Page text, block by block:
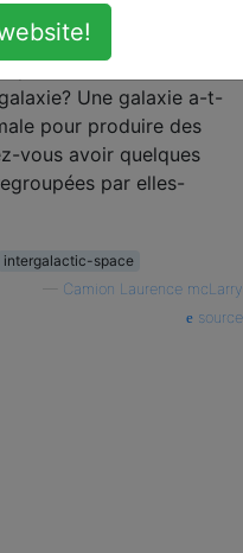
ait une nébuleuse
pour former des étoiles
Une galaxie a-t-
pour produire des
vous avoir quelques
par elles-
intergalactic-space
Camion Laurence mcLarry
source